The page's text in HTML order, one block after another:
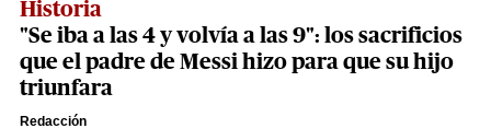
Historia
"Se iba a las 4 y volvía a las 9": los sacrificios
que el padre de Messi hizo para que su hijo
triunfara
Redacción